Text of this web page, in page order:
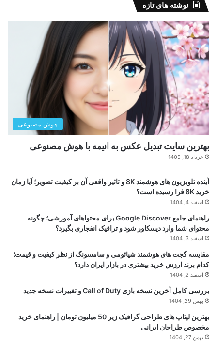
نوشته های تازه
هوش مصنوعی
بهترین سایت تبدیل عکس به انیمه با هوش مصنوعی
خرداد 18, 1405
آینده تلویزیون های هوشمند 8K و تاثیر واقعی آن بر کیفیت تصویر؛ آیا زمان
خرید 8K فرا رسیده است؟
اسفند 4, 1404
راهنمای جامع Google Discover برای محتواهای آموزشی؛ چگونه
محتوای شما وارد دیسکاور شود و ترافیک انفجاری بگیرد؟
اسفند 3, 1404
مقایسه گجت های هوشمند شیائومی و سامسونگ از نظر کیفیت و قیمت؛
کدام برند ارزش خرید بیشتری در بازار ایران دارد؟
اسفند 2, 1404
بررسی کامل آخرین نسخه بازی Call of Duty و تغییرات نسخه جدید
بهمن 29, 1404
بهترین لپتاپ های طراحی گرافیک زیر 50 میلیون تومان | راهنمای خرید
مخصوص طراحان ایرانی
بهمن 27, 1404